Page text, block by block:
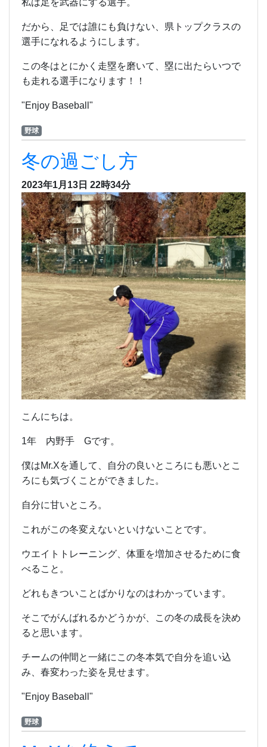
だから、足では誰にも負けない、県トップクラスの
選手になれるようにします。
この冬はとにかく走塁を磨いて、塁に出たらいつで
も走れる選手になります！！
"Enjoy Baseball"
野球
冬の過ごし方
2023年1月13日 22時34分
こんにちは。
1年 内野手 Gです。
僕はMr.Xを通して、自分の良いところにも悪いとこ
ろにも気づくことができました。
自分に甘いところ。
これがこの冬変えないといけないことです。
ウエイトトレーニング、体重を増加させるために食
べること。
どれもきついことばかりなのはわかっています。
そこでがんばれるかどうかが、この冬の成長を決め
ると思います。
チームの仲間と一緒にこの冬本気で自分を追い込
み、春変わった姿を見せます。
"Enjoy Baseball"
野球